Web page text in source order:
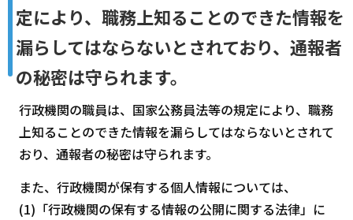
定により、職務上知ることのできた情報を
漏らしてはならないとされており、通報者
の秘密は守られます。
行政機関の職員は、国家公務員法等の規定により、職務
上知ることのできた情報を漏らしてはならないとされて
おり、通報者の秘密は守られます。
また、行政機関が保有する個人情報については、
(1)「行政機関の保有する情報の公開に関する法律」に